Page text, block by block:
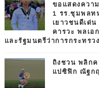
ขอแสดงควา
1 รร.ชุมพลท
เยาวชนดีเด่
คารวะ พลเ
และรัฐมนตรีว่าการกระทรว
ถิงชวน พลิกค
แปซิฟิก ณัฐก